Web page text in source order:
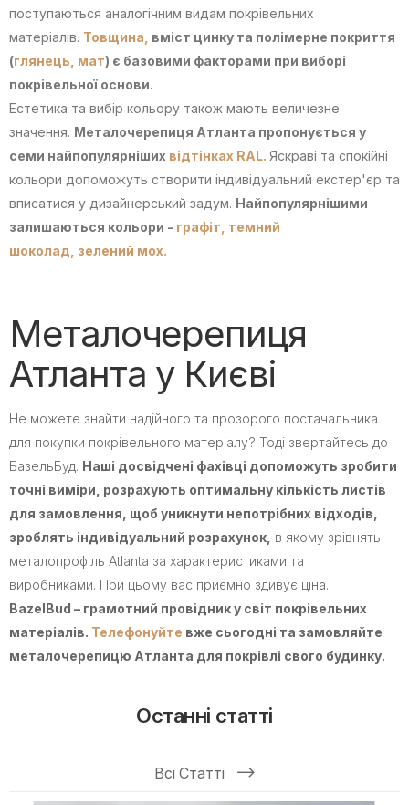
поступаються аналогічним видам покрівельних
матеріалів. Товщина, вміст цинку та полімерне покриття
(глянець, мат) є базовими факторами при виборі
покрівельної основи.
Естетика та вибір кольору також мають величезне
значення. Металочерепиця Атланта пропонується у
семи найпопулярніших відтінках RAL. Яскраві та спокійні
кольори допоможуть створити індивідуальний екстер'єр та
вписатися у дизайнерський задум. Найпопулярнішими
залишаються кольори - графіт, темний
шоколад, зелений мох.
Металочерепиця
Атланта у Києві
Не можете знайти надійного та прозорого постачальника
для покупки покрівельного матеріалу? Тоді звертайтесь до
БазельБуд. Наші досвідчені фахівці допоможуть зробити
точні виміри, розрахують оптимальну кількість листів
для замовлення, щоб уникнути непотрібних відходів,
зроблять індивідуальний розрахунок, в якому зрівнять
металопрофіль Atlanta за характеристиками та
виробниками. При цьому вас приємно здивує ціна.
BazelBud – грамотний провідник у світ покрівельних
матеріалів. Телефонуйте вже сьогодні та замовляйте
металочерепицю Атланта для покрівлі свого будинку.
Останні статті
Всі Статті